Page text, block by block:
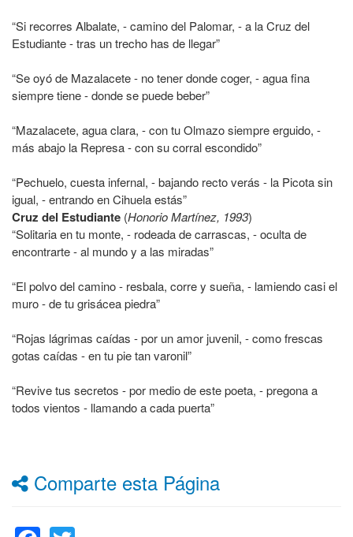
“Si recorres Albalate, - camino del Palomar, - a la Cruz del
Estudiante - tras un trecho has de llegar”
“Se oyó de Mazalacete - no tener donde coger, - agua fina
siempre tiene - donde se puede beber”
“Mazalacete, agua clara, - con tu Olmazo siempre erguido, -
más abajo la Represa - con su corral escondido”
“Pechuelo, cuesta infernal, - bajando recto verás - la Picota sin
igual, - entrando en Cihuela estás”
Cruz del Estudiante (Honorio Martínez, 1993)
“Solitaria en tu monte, - rodeada de carrascas, - oculta de
encontrarte - al mundo y a las miradas”
“El polvo del camino - resbala, corre y sueña, - lamiendo casi el
muro - de tu grisácea piedra”
“Rojas lágrimas caídas - por un amor juvenil, - como frescas
gotas caídas - en tu pie tan varonil”
“Revive tus secretos - por medio de este poeta, - pregona a
todos vientos - llamando a cada puerta”
Comparte esta Página
Facebook